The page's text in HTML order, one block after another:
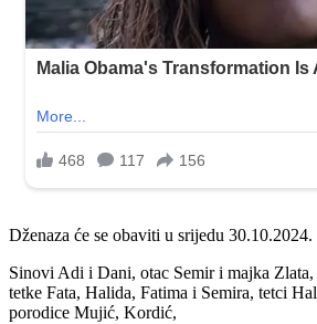
Dženaza će se obaviti u srijedu
Sinovi Adi i Dani, otac Semir i majka Zlata,
tetke Fata, Halida, Fatima i Semira, tetci
porodice Mujić, Kordić,